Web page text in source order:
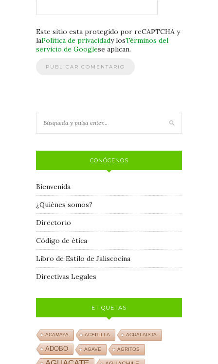
Este sitio esta protegido por reCAPTCHA y
laPolítica de privacidady losTérminos del
servicio de Googlese aplican.
CONÓCENOS
Bienvenida
¿Quiénes somos?
Directorio
Código de ética
Libro de Estilo de Jaliscocina
Directivas Legales
ETIQUETAS
ACAMAYA ACEITILLA ACUALAISTA
ADOBO AGAVE AGRITOS